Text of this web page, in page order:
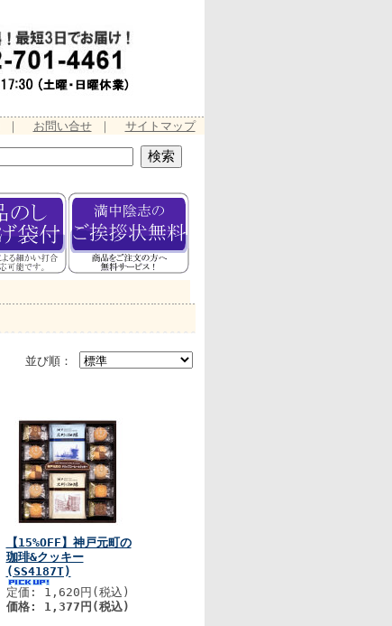
｜ お問い合せ｜ サイトマップ
並び順：
【15%OFF】神戸元町の
珈琲&クッキー
(SS4187T)
定価: 1,620円(税込)
価格: 1,377円(税込)